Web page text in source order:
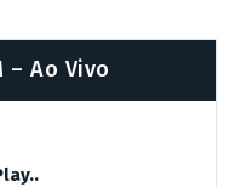
– Ao Vivo